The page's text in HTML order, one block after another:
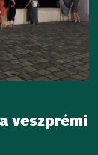
veszprémi